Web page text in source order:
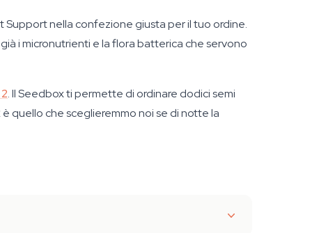
nella confezione giusta per il tuo ordine.
i micronutrienti e la flora batterica che servono
. Il Seedbox ti permette di ordinare dodici semi
quello che sceglieremmo noi se di notte la